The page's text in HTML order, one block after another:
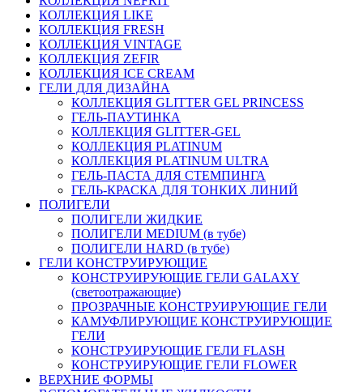
КОЛЛЕКЦИЯ LIKE
КОЛЛЕКЦИЯ FRESH
КОЛЛЕКЦИЯ VINTAGE
КОЛЛЕКЦИЯ ZEFIR
КОЛЛЕКЦИЯ ICE CREAM
ГЕЛИ ДЛЯ ДИЗАЙНА
КОЛЛЕКЦИЯ GLITTER GEL PRINCESS
ГЕЛЬ-ПАУТИНКА
КОЛЛЕКЦИЯ GLITTER-GEL
КОЛЛЕКЦИЯ PLATINUM
КОЛЛЕКЦИЯ PLATINUM ULTRA
ГЕЛЬ-ПАСТА ДЛЯ СТЕМПИНГА
ГЕЛЬ-КРАСКА ДЛЯ ТОНКИХ ЛИНИЙ
ПОЛИГЕЛИ
ПОЛИГЕЛИ ЖИДКИЕ
ПОЛИГЕЛИ MEDIUM (в тубе)
ПОЛИГЕЛИ HARD (в тубе)
ГЕЛИ КОНСТРУИРУЮЩИЕ
КОНСТРУИРУЮЩИЕ ГЕЛИ GALAXY
(светоотражающие)
ПРОЗРАЧНЫЕ КОНСТРУИРУЮЩИЕ ГЕЛИ
КАМУФЛИРУЮЩИЕ КОНСТРУИРУЮЩИЕ
ГЕЛИ
КОНСТРУИРУЮЩИЕ ГЕЛИ FLASH
КОНСТРУИРУЮЩИЕ ГЕЛИ FLOWER
ВЕРХНИЕ ФОРМЫ